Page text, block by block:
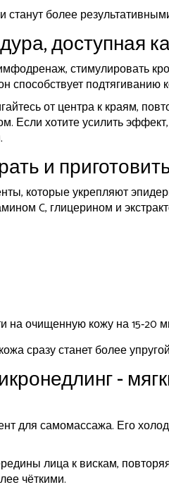
более
доступная
стимулировать
подтягиванию
от центра к краям,
Если хотите усилить
и
которые укрепляют
C, глицерином и
очищенную кожу на 15‑20
сразу станет более
-
для самомассажа. Его
лица к вискам,
чёткими.